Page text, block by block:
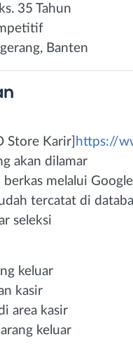
35 Tahun
Banten
Store Karir] https://
akan dilamar
berkas melalui
tercatat di
seleksi
keluar
kasir
area kasir
keluar